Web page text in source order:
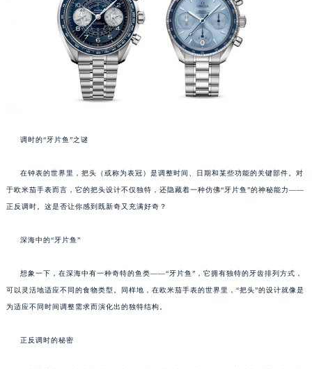
调时的“牙片鱼”之谜
在钟表的世界里，把头（或称为表冠）是调整时间、日期和某些功能的关键部件。对
于欧米茄手表而言，它的把头设计不仅独特，还隐藏着一种仿佛“牙片鱼”的神秘能力——
正反调时。这是否让你感到既新奇又充满好奇？
深海中的“牙片鱼”
想象一下，在深海中有一种奇特的鱼类——“牙片鱼”，它拥有独特的牙齿排列方式，
可以灵活地适应不同的食物类型。同样地，在欧米茄手表的世界里，“把头”的设计就像是
为适应不同时间调整需求而演化出的独特结构。
正反调时的秘密